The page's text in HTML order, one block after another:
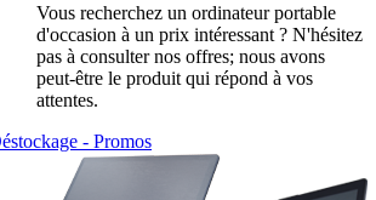
Vous recherchez un ordinateur portable
d'occasion à un prix intéressant ? N'hésitez
pas à consulter nos offres; nous avons
peut-être le produit qui répond à vos
attentes.
- Promos